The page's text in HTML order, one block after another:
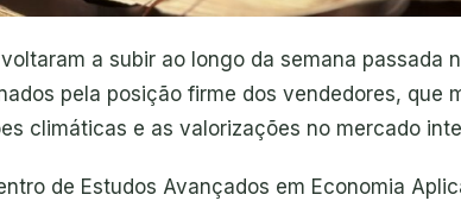
a subir ao longo da semana passada
pela posição firme dos vendedores, que
climáticas e as valorizações no mercado
de Estudos Avançados em Economia